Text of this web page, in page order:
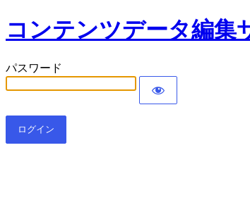
コンテンツデータ編集
パスワード